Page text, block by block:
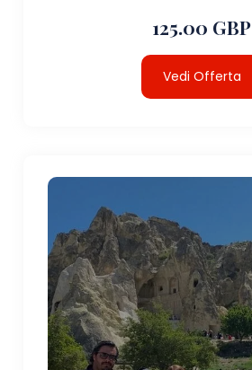
125.00 GBP
Vedi Offerta